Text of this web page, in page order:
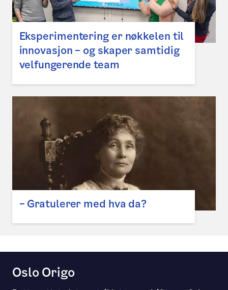
Eksperimentering er nøkkelen til
innovasjon – og skaper samtidig
velfungerende team
– Gratulerer med hva da?
Oslo Origo